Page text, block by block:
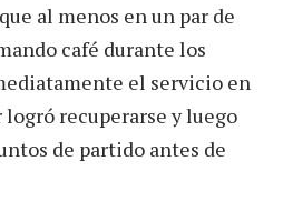
al menos en un par de
café durante los
el servicio en
logró recuperarse y luego
de partido antes de